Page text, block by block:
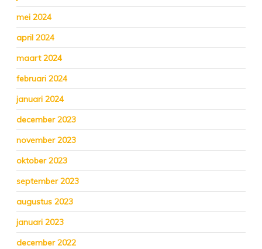
mei 2024
april 2024
maart 2024
februari 2024
januari 2024
december 2023
november 2023
oktober 2023
september 2023
augustus 2023
januari 2023
december 2022